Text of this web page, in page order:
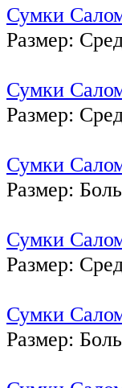
Сумки
Размер:
Сумки
Размер:
Сумки
Размер:
Сумки
Размер:
Сумки
Размер: